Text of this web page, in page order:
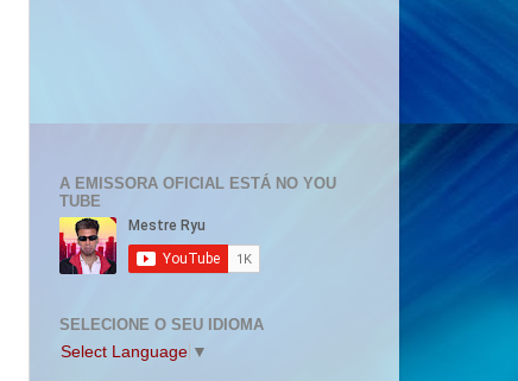
A EMISSORA OFICIAL ESTÁ NO YOU
TUBE
SELECIONE O SEU IDIOMA
Select Language ▼